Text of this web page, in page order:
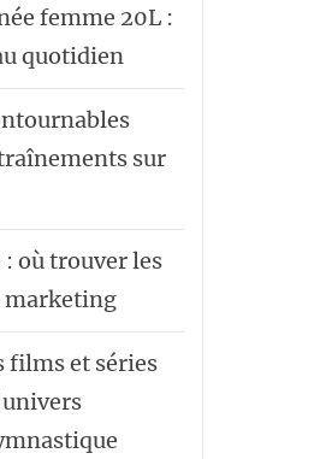
femme 20L :
quotidien
sur
où trouver les
marketing
films et séries